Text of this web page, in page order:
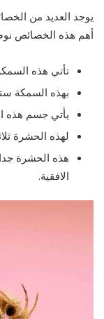
يوجد العديد من
أهم هذه الخصائص
تأتي هذه
بهذه السمكة
يأتي جسم هذه
لهذه الحشرة
هذه الحشرة
الافقية.